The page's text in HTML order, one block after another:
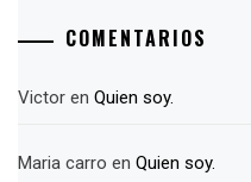
COMENTARIOS
Victor en Quien soy.
Maria carro en Quien soy.